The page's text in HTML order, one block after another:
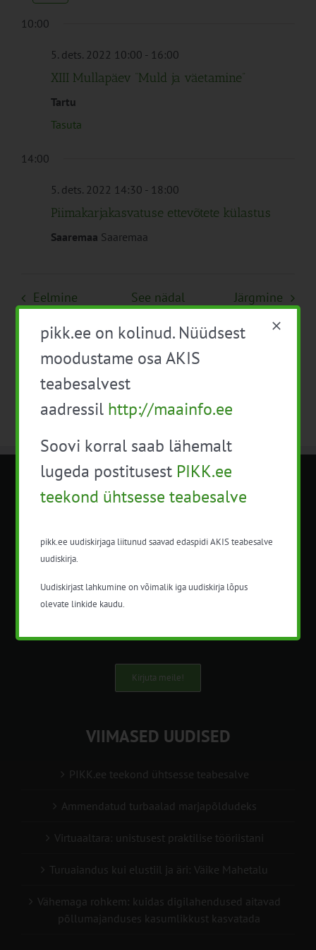
10:00
5. dets. 2022 10:00 - 16:00
XIII Mullapäev “Muld ja väetamine”
Tartu
Tasuta
14:00
5. dets. 2022 14:30 - 18:00
Piimakarjakasvatuse ettevõtete külastus
Saaremaa Saaremaa
Eelmine See nädal Järgmine
METK NÕUANDETEENISTUS
korraldatalse põllu- ja maamajanduslikke
+372 5201078
Kirjuta meile!
VIIMASED UUDISED
PIKK.ee teekond ühtsesse teabesalve
Ammendatud turbaalad marjapõldudeks
Virtuaaltara: unistusest praktilise tööriistani
Turuaiandus kui elustiil ja äri: Väike Mahetalu
Vähemaga rohkem: kuidas digilahendused aitavad
põllumajanduses kasumlikkust kasvatada
pikk.ee on kolinud. Nüüdsest
moodustame osa AKIS
teabesalvest
aadressil http://maainfo.ee
Soovi korral saab lähemalt
lugeda postitusest PIKK.ee
teekond ühtsesse teabesalve
pikk.ee uudiskirjaga liitunud saavad edaspidi AKIS teabesalve
uudiskirja.
Uudiskirjast lahkumine on võimalik iga uudiskirja lõpus
olevate linkide kaudu.